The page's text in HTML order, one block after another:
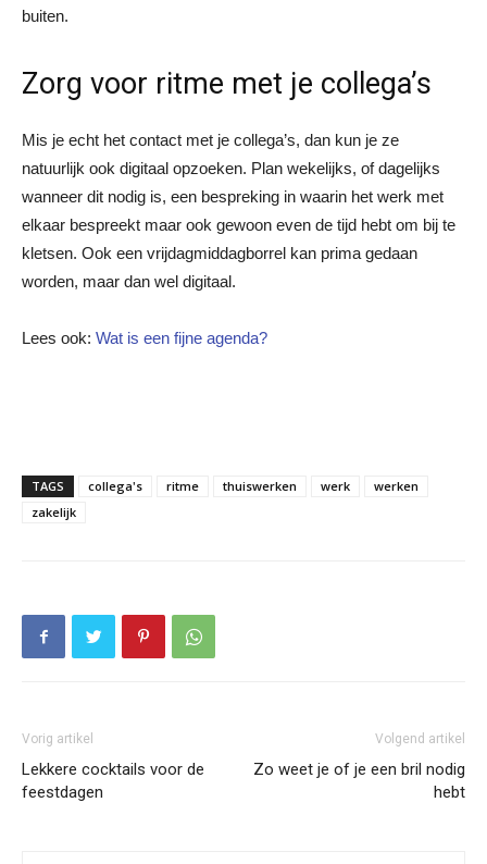
buiten.
Zorg voor ritme met je collega’s
Mis je echt het contact met je collega’s, dan kun je ze
natuurlijk ook digitaal opzoeken. Plan wekelijks, of dagelijks
wanneer dit nodig is, een bespreking in waarin het werk met
elkaar bespreekt maar ook gewoon even de tijd hebt om bij te
kletsen. Ook een vrijdagmiddagborrel kan prima gedaan
worden, maar dan wel digitaal.
Lees ook: Wat is een fijne agenda?
TAGS collega's ritme thuiswerken werk
werken
zakelijk
Vorig artikel
Lekkere cocktails voor de
feestdagen
Volgend artikel
Zo weet je of je een bril nodig
hebt